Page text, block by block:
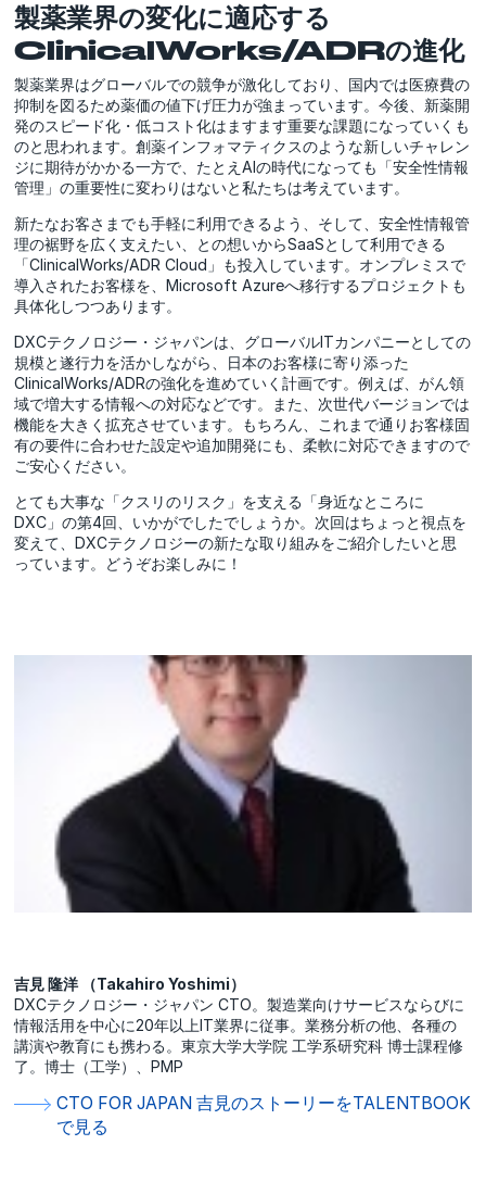
製薬業界の変化に適応する
ClinicalWorks/ADRの進化
製薬業界はグローバルでの競争が激化しており、国内では医療費の
抑制を図るため薬価の値下げ圧力が強まっています。今後、新薬開
発のスピード化・低コスト化はますます重要な課題になっていくも
のと思われます。創薬インフォマティクスのような新しいチャレン
ジに期待がかかる一方で、たとえAIの時代になっても「安全性情報
管理」の重要性に変わりはないと私たちは考えています。
新たなお客さまでも手軽に利用できるよう、そして、安全性情報管
理の裾野を広く支えたい、との想いからSaaSとして利用できる
「ClinicalWorks/ADR Cloud」も投入しています。オンプレミスで
導入されたお客様を、Microsoft Azureへ移行するプロジェクトも
具体化しつつあります。
DXCテクノロジー・ジャパンは、グローバルITカンパニーとしての
規模と遂行力を活かしながら、日本のお客様に寄り添った
ClinicalWorks/ADRの強化を進めていく計画です。例えば、がん領
域で増大する情報への対応などです。また、次世代バージョンでは
機能を大きく拡充させています。もちろん、これまで通りお客様固
有の要件に合わせた設定や追加開発にも、柔軟に対応できますので
ご安心ください。
とても大事な「クスリのリスク」を支える「身近なところに
DXC」の第4回、いかがでしたでしょうか。次回はちょっと視点を
変えて、DXCテクノロジーの新たな取り組みをご紹介したいと思
っています。どうぞお楽しみに！
吉見 隆洋 （Takahiro Yoshimi）
DXCテクノロジー・ジャパン CTO。製造業向けサービスならびに
情報活用を中心に20年以上IT業界に従事。業務分析の他、各種の
講演や教育にも携わる。東京大学大学院 工学系研究科 博士課程修
了。博士（工学）、PMP
CTO FOR JAPAN 吉見のストーリーをTALENTBOOK
で見る